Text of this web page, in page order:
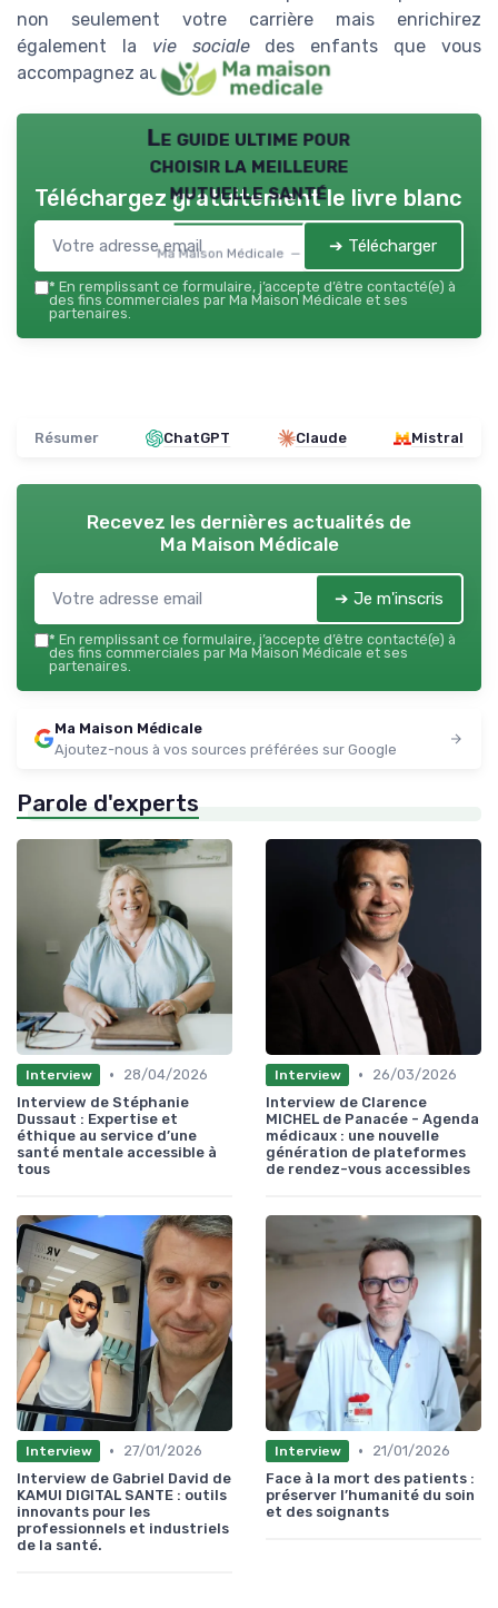
non seulement votre carrière mais enrichirez
également la vie socialedes enfants que vous
accompagnez au quotidien.
Le guide ultime pour
choisir la meilleure
mutuelle santé
Ma Maison Médicale — 2026
Téléchargez gratuitement le livre blanc
➔ Télécharger
* En remplissant ce formulaire, j’accepte d’être contacté(e) à
des fins commerciales par Ma Maison Médicale et ses
partenaires.
Résumer ChatGPT Claude Mistral
Recevez les dernières actualités de
Ma Maison Médicale
➔ Je m'inscris
* En remplissant ce formulaire, j’accepte d’être contacté(e) à
des fins commerciales par Ma Maison Médicale et ses
partenaires.
Ma Maison Médicale
Ajoutez-nous à vos sources préférées sur Google
Parole d'experts
Interview •
28/04/2026
Interview de Stéphanie
Dussaut : Expertise et
éthique au service d’une
santé mentale accessible à
tous
Interview •
26/03/2026
Interview de Clarence
MICHEL de Panacée - Agenda
médicaux : une nouvelle
génération de plateformes
de rendez-vous accessibles
Interview •
27/01/2026
Interview de Gabriel David de
KAMUI DIGITAL SANTE : outils
innovants pour les
professionnels et industriels
de la santé.
Interview •
21/01/2026
Face à la mort des patients :
préserver l’humanité du soin
et des soignants